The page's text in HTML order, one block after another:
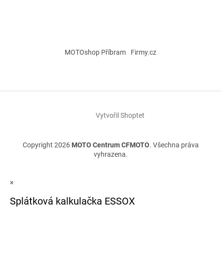
MOTOshop Příbram Firmy.cz
Vytvořil Shoptet
Copyright 2026 MOTO Centrum CFMOTO. Všechna práva
vyhrazena.
×
Splátková kalkulačka ESSOX